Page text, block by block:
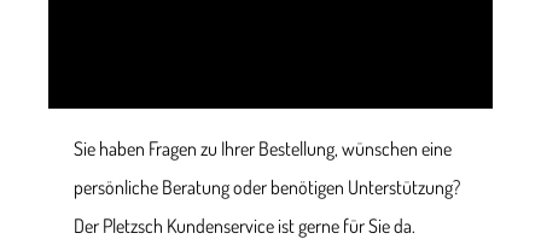
Sie haben Fragen zu Ihrer Bestellung, wünschen eine
persönliche Beratung oder benötigen Unterstützung?
Der Pletzsch Kundenservice ist gerne für Sie da.